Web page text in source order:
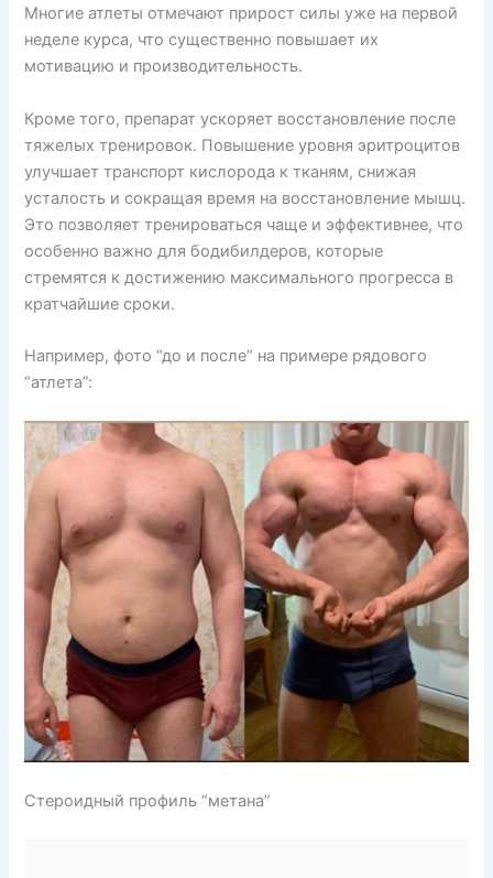
Многие атлеты отмечают прирост силы уже на первой
неделе курса, что существенно повышает их
мотивацию и производительность.
Кроме того, препарат ускоряет восстановление после
тяжелых тренировок. Повышение уровня эритроцитов
улучшает транспорт кислорода к тканям, снижая
усталость и сокращая время на восстановление мышц.
Это позволяет тренироваться чаще и эффективнее, что
особенно важно для бодибилдеров, которые
стремятся к достижению максимального прогресса в
кратчайшие сроки.
Например, фото “до и после” на примере рядового
“атлета”:
Стероидный профиль “метана”